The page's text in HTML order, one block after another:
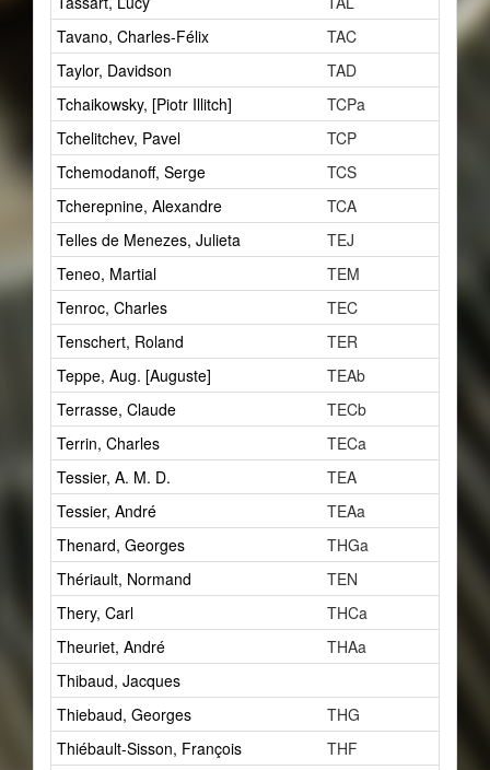
Tavano, Charles-Félix
TAC
0
Taylor, Davidson
TAD
Tchaikowsky, [Piotr Illitch]
TCPa
Tchelitchev, Pavel
TCP
Tchemodanoff, Serge
TCS
Tcherepnine, Alexandre
TCA
Telles de Menezes, Julieta
TEJ
Teneo, Martial
TEM
Tenroc, Charles
TEC
Tenschert, Roland
TER
Teppe, Aug. [Auguste]
TEAb
Terrasse, Claude
TECb
Terrin, Charles
TECa
Tessier, A. M. D.
TEA
Tessier, André
TEAa
Thenard, Georges
THGa
Thériault, Normand
TEN
Thery, Carl
THCa
Theuriet, André
THAa
Thibaud, Jacques
Thiebaud, Georges
THG
Thiébault-Sisson, François
THF